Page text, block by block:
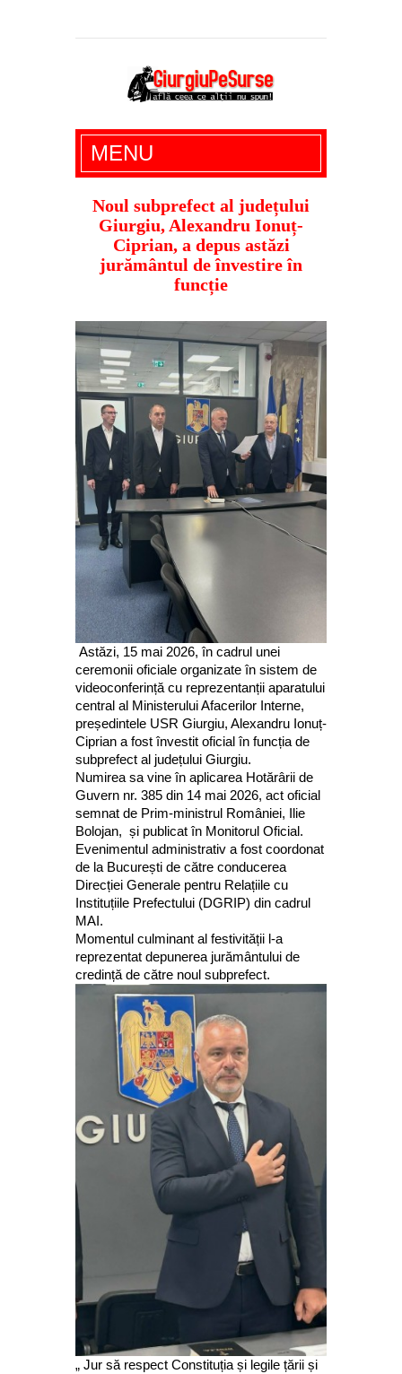
Giurgiu Pe Surse – actualitate giurgiu,
administratie giurgiu, stiri politice, social
economic, editoriale giurgiu, dezvaluiri,
soc, cancan, stiri locale
MENU
Noul subprefect al județului
Giurgiu, Alexandru Ionuț-
Ciprian, a depus astăzi
jurământul de învestire în
funcție
Astăzi, 15 mai 2026, în cadrul unei
ceremonii oficiale organizate în sistem de
videoconferință cu reprezentanții aparatului
central al Ministerului Afacerilor Interne,
președintele USR Giurgiu, Alexandru Ionuț-
Ciprian a fost învestit oficial în funcția de
subprefect al județului Giurgiu.
Numirea sa vine în aplicarea Hotărârii de
Guvern nr. 385 din 14 mai 2026, act oficial
semnat de Prim-ministrul României, Ilie
Bolojan, și publicat în Monitorul Oficial.
Evenimentul administrativ a fost coordonat
de la București de către conducerea
Direcției Generale pentru Relațiile cu
Instituțiile Prefectului (DGRIP) din cadrul
MAI.
Momentul culminant al festivității l-a
reprezentat depunerea jurământului de
credință de către noul subprefect.
„ Jur să respect Constituția și legile țării și